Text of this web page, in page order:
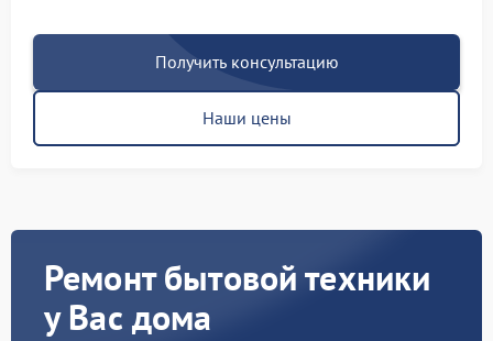
Получить консультацию
Наши цены
Ремонт бытовой техники
у Вас дома